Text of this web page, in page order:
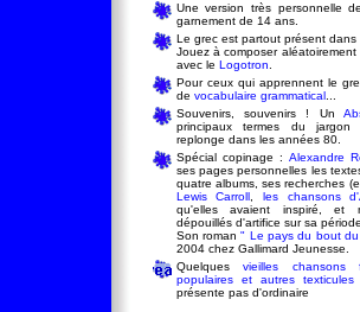
Une version très personnelle
garnement de 14 ans.
Le grec est partout présent
Jouez à composer
avec le Logotron
Pour ceux qui apprennent le
de vocabulaire grammatical...
Souvenirs, souvenirs ! Un
principaux termes du jargon
replonge dans les années 80.
Spécial copinage : Alexandre
ses pages personnelles les
quatre albums, ses recherches
Lewis
Carroll les chansons
qu'elles avaient inspiré, et
dépouillés d'artifice sur sa
Son roman" Le pays du bout
2004 chez Gallimard Jeunesse.
Quelques vieilles chansons
populaires et autres texticules
présente pas d'ordinaire